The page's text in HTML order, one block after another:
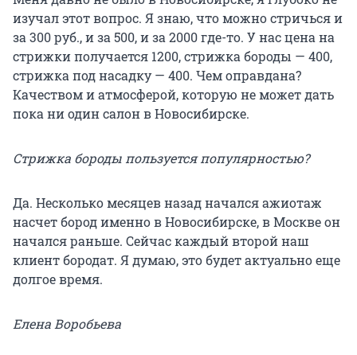
изучал этот вопрос. Я знаю, что можно стричься и
за 300 руб., и за 500, и за 2000 где-то. У нас цена на
стрижки получается 1200, стрижка бороды — 400,
стрижка под насадку — 400. Чем оправдана?
Качеством и атмосферой, которую не может дать
пока ни один салон в Новосибирске.
Стрижка бороды пользуется популярностью?
Да. Несколько месяцев назад начался ажиотаж
насчет бород именно в Новосибирске, в Москве он
начался раньше. Сейчас каждый второй наш
клиент бородат. Я думаю, это будет актуально еще
долгое время.
Елена Воробьева